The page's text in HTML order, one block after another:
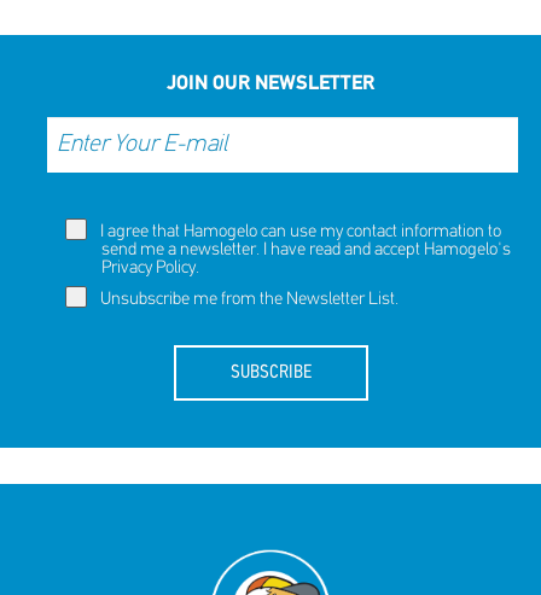
JOIN OUR NEWSLETTER
I agree that Hamogelo can use my contact information to
send me a newsletter. I have read and accept Hamogelo's
Privacy Policy.
Unsubscribe me from the Newsletter List.
SUBSCRIBE